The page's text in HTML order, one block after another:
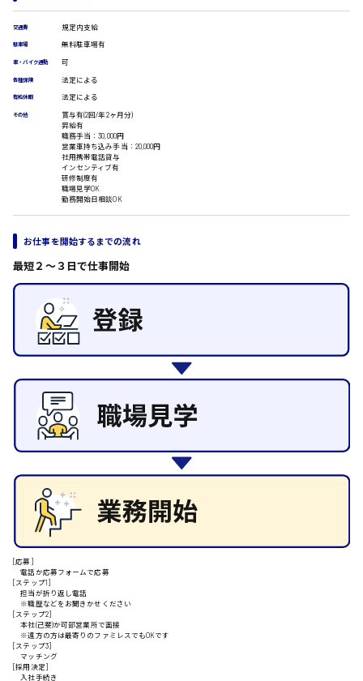
DTPオペレーター
CADオペレーター
プログラマー
カスタマーエンジニア
販売・サービス・フード系
経営企画
調理
営業
ラウンダー営業
ルート営業
その他の専門職
施設管理・整備
清掃
自動車整備士
配送・ドライバー
東広島市
安芸高田市
安芸太田町
安芸郡
時給1500円以上
時給制すべて
日給8000円～
日給10000円以上
交通費 規定内支給
駐車場 無料駐車場有
車・バイク通勤 可
各種保険 法定による
有給休暇 法定による
その他
賞与有(2回/年2ヶ月分)
昇給有
職務手当：30,000円
営業車持ち込み手当：20,000円
社用携帯電話貸与
インセンティブ有
研修制度有
職場見学OK
勤務開始日相談OK
お仕事を開始するまでの流れ
最短２〜３日で仕事開始
[応募]
電話か応募フォームで応募
[ステップ1]
担当が折り返し電話
※職歴などをお聞きかせください
[ステップ2]
本社(己斐)か可部営業所で面接
※遠方の方は最寄りのファミレスでもOKです
[ステップ3]
マッチング
[採用決定]
入社手続き